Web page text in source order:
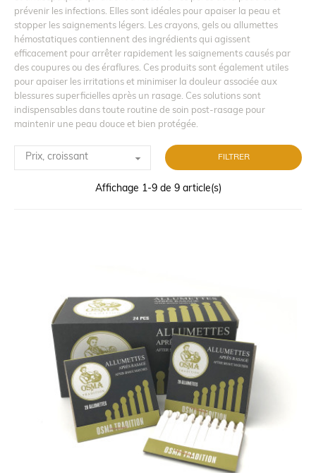
prévenir les infections. Elles sont idéales pour apaiser la peau et
stopper les saignements légers. Les crayons, gels ou allumettes
hémostatiques contiennent des ingrédients qui agissent
efficacement pour arrêter rapidement les saignements causés par
des coupures ou des éraflures. Ces produits sont également utiles
pour apaiser les irritations et minimiser la douleur associée aux
blessures superficielles après un rasage. Ces solutions sont
indispensables dans toute routine de soin post-rasage pour
maintenir une peau douce et bien protégée.
Prix, croissant  FILTRER
Affichage 1-9 de 9 article(s)